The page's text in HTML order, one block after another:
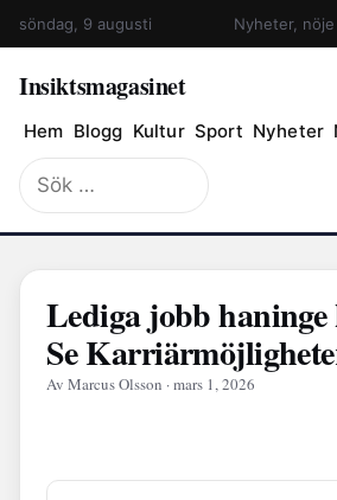
söndag, 9 augusti Nyheter,
Insiktsmagasinet
Hem Blogg Kultur Sport Nyheter
Sök
efter:
Lediga jobb
Se
Av Marcus Olsson · mars 1, 2026